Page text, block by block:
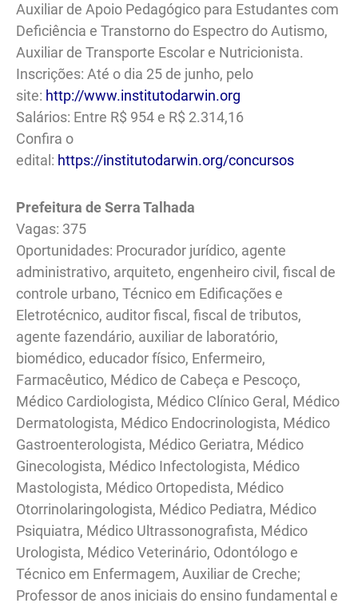
Auxiliar de Apoio Pedagógico para Estudantes com
Deficiência e Transtorno do Espectro do Autismo,
Auxiliar de Transporte Escolar e Nutricionista.
Inscrições: Até o dia 25 de junho, pelo
site: http://www.institutodarwin.org
Salários: Entre R$ 954 e R$ 2.314,16
Confira o
edital: https://institutodarwin.org/concursos
Prefeitura de Serra Talhada
Vagas: 375
Oportunidades: Procurador jurídico, agente
administrativo, arquiteto, engenheiro civil, fiscal de
controle urbano, Técnico em Edificações e
Eletrotécnico, auditor fiscal, fiscal de tributos,
agente fazendário, auxiliar de laboratório,
biomédico, educador físico, Enfermeiro,
Farmacêutico, Médico de Cabeça e Pescoço,
Médico Cardiologista, Médico Clínico Geral, Médico
Dermatologista, Médico Endocrinologista, Médico
Gastroenterologista, Médico Geriatra, Médico
Ginecologista, Médico Infectologista, Médico
Mastologista, Médico Ortopedista, Médico
Otorrinolaringologista, Médico Pediatra, Médico
Psiquiatra, Médico Ultrassonografista, Médico
Urologista, Médico Veterinário, Odontólogo e
Técnico em Enfermagem, Auxiliar de Creche;
Professor de anos iniciais do ensino fundamental e